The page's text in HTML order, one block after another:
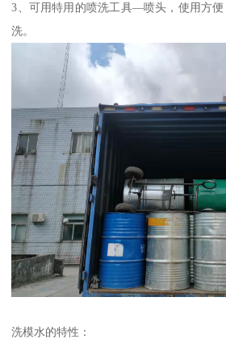
3、可用特用的喷洗工具—喷头，使用方
洗。
洗模水的特性：